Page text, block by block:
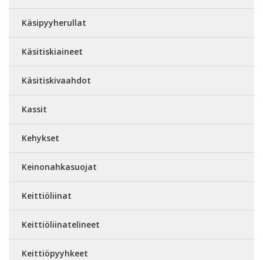
Käsipyyherullat
Käsitiskiaineet
Käsitiskivaahdot
Kassit
Kehykset
Keinonahkasuojat
Keittiöliinat
Keittiöliinatelineet
Keittiöpyyhkeet